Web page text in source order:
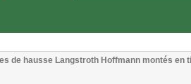
de hausse Langstroth Hoffmann montés en